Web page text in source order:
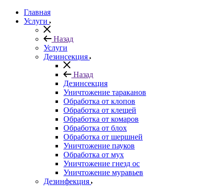
Главная
Услуги
Назад
Услуги
Дезинсекция
Назад
Дезинсекция
Уничтожение тараканов
Обработка от клопов
Обработка от клещей
Обработка от комаров
Обработка от блох
Обработка от шершней
Уничтожение пауков
Обработка от мух
Уничтожение гнезд ос
Уничтожение муравьев
Дезинфекция